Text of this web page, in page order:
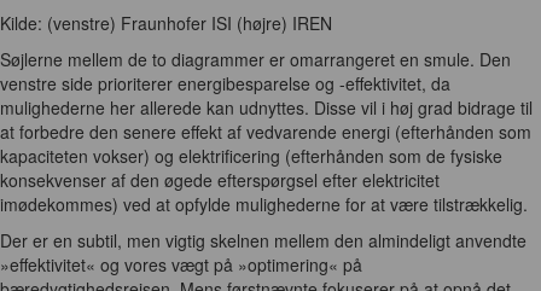
Kilde: (venstre) Fraunhofer ISI (højre) IREN
Søjlerne mellem de to diagrammer er omarrangeret en smule. Den
venstre side prioriterer energibesparelse og -effektivitet, da
mulighederne her allerede kan udnyttes. Disse vil i høj grad bidrage til
at forbedre den senere effekt af vedvarende energi (efterhånden som
kapaciteten vokser) og elektrificering (efterhånden som de fysiske
konsekvenser af den øgede efterspørgsel efter elektricitet
imødekommes) ved at opfylde mulighederne for at være tilstrækkelig.
Der er en subtil, men vigtig skelnen mellem den almindeligt anvendte
»effektivitet« og vores vægt på »optimering« på